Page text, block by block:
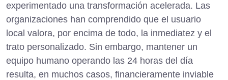
experimentado una transformación acelerada. Las
organizaciones han comprendido que el usuario
local valora, por encima de todo, la inmediatez y el
trato personalizado. Sin embargo, mantener un
equipo humano operando las 24 horas del día
resulta, en muchos casos, financieramente inviable